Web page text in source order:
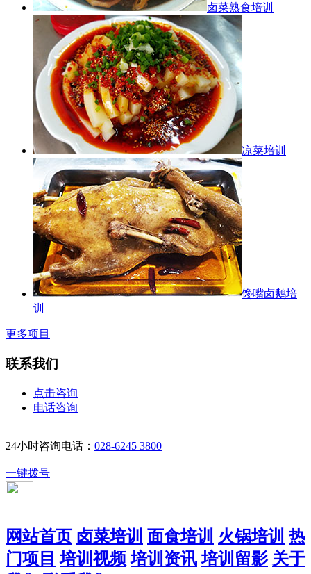
卤菜熟食培训
凉菜培训
馋嘴卤鹅培
训
更多项目
联系我们
点击咨询
电话咨询
24小时咨询电话： 028-6245 3800
一键拨号
网站首页 卤菜培训 面食培训 火锅培训 热
门项目 培训视频 培训资讯 培训留影 关于